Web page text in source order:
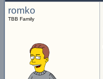
romko
TBB Family